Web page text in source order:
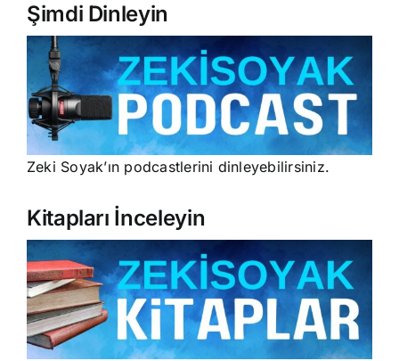
Şimdi Dinleyin
Zeki Soyak’ın podcastlerini dinleyebilirsiniz.
Kitapları İnceleyin